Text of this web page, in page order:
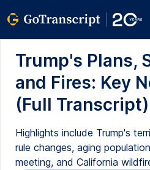
Trump's Plans,
and Fires: Key
(Full Transcript)
Highlights include Trump's
rule changes, aging
meeting, and California